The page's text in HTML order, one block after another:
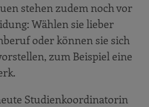
stehen zudem noch vor
Wählen sie lieber
oder können sie sich
zum Beispiel eine
Studienkoordinatorin